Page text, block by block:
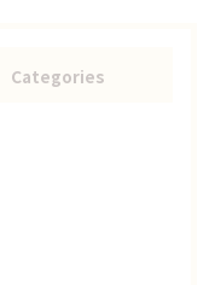
Categories